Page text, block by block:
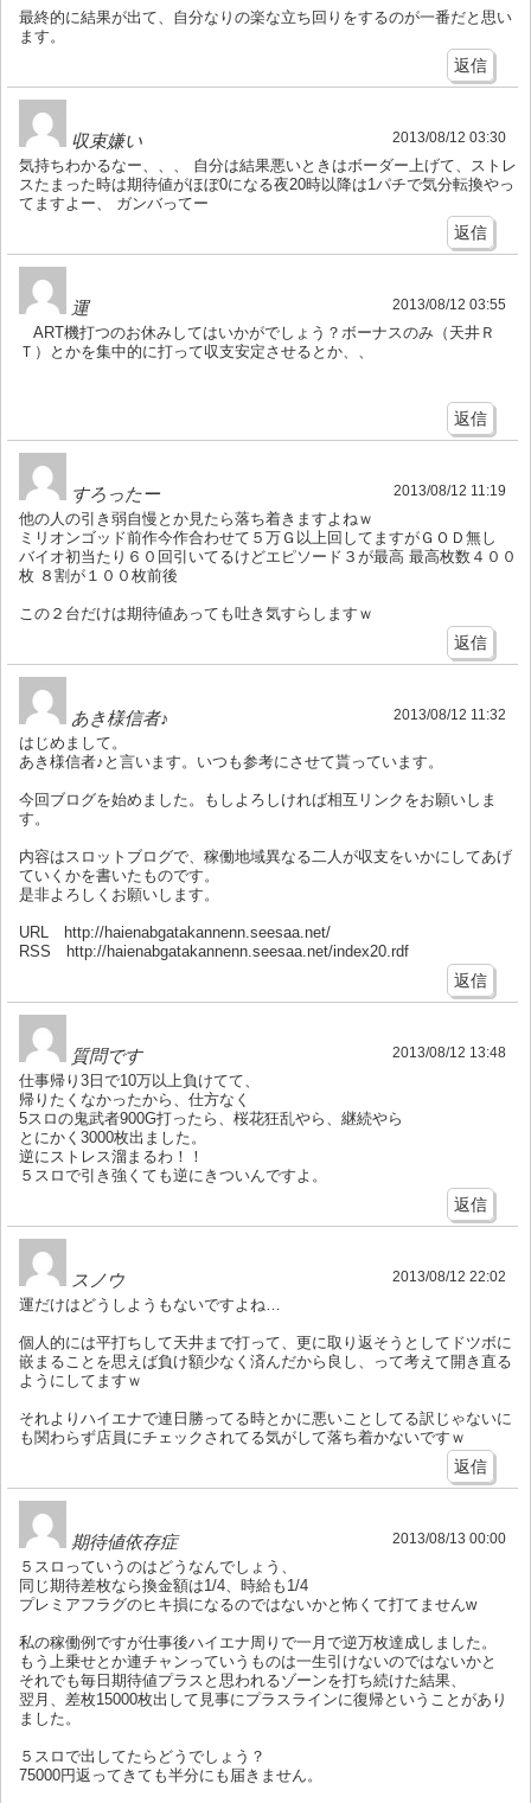
最終的に結果が出て、自分なりの楽な立ち回りをするのが一番だと思い
ます。
返信
収束嫌い 2013/08/12 03:30
気持ちわかるなー、、、 自分は結果悪いときはボーダー上げて、ストレ
スたまった時は期待値がほぼ0になる夜20時以降は1パチで気分転換やっ
てますよー、 ガンバってー
返信
運 2013/08/12 03:55
ART機打つのお休みしてはいかがでしょう？ボーナスのみ（天井Ｒ
Ｔ）とかを集中的に打って収支安定させるとか、、
返信
すろったー 2013/08/12 11:19
他の人の引き弱自慢とか見たら落ち着きますよねｗ
ミリオンゴッド前作今作合わせて５万Ｇ以上回してますがＧＯＤ無し
バイオ初当たり６０回引いてるけどエピソード３が最高 最高枚数４００
枚 ８割が１００枚前後
この２台だけは期待値あっても吐き気すらしますｗ
返信
あき様信者♪ 2013/08/12 11:32
はじめまして。
あき様信者♪と言います。いつも参考にさせて貰っています。
今回ブログを始めました。もしよろしければ相互リンクをお願いしま
す。
内容はスロットブログで、稼働地域異なる二人が収支をいかにしてあげ
ていくかを書いたものです。
是非よろしくお願いします。
URL http://haienabgatakannenn.seesaa.net/
RSS http://haienabgatakannenn.seesaa.net/index20.rdf
返信
質問です 2013/08/12 13:48
仕事帰り3日で10万以上負けてて、
帰りたくなかったから、仕方なく
5スロの鬼武者900G打ったら、桜花狂乱やら、継続やら
とにかく3000枚出ました。
逆にストレス溜まるわ！！
５スロで引き強くても逆にきついんですよ。
返信
スノウ 2013/08/12 22:02
運だけはどうしようもないですよね…
個人的には平打ちして天井まで打って、更に取り返そうとしてドツボに
嵌まることを思えば負け額少なく済んだから良し、って考えて開き直る
ようにしてますｗ
それよりハイエナで連日勝ってる時とかに悪いことしてる訳じゃないに
も関わらず店員にチェックされてる気がして落ち着かないですｗ
返信
期待値依存症 2013/08/13 00:00
５スロっていうのはどうなんでしょう、
同じ期待差枚なら換金額は1/4、時給も1/4
プレミアフラグのヒキ損になるのではないかと怖くて打てませんw
私の稼働例ですが仕事後ハイエナ周りで一月で逆万枚達成しました。
もう上乗せとか連チャンっていうものは一生引けないのではないかと
それでも毎日期待値プラスと思われるゾーンを打ち続けた結果、
翌月、差枚15000枚出して見事にプラスラインに復帰ということがあり
ました。
５スロで出してたらどうでしょう？
75000円返ってきても半分にも届きません。